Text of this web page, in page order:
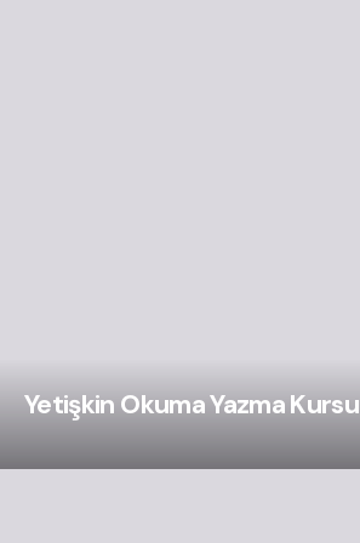
Yetişkin Okuma Yazma Kursu